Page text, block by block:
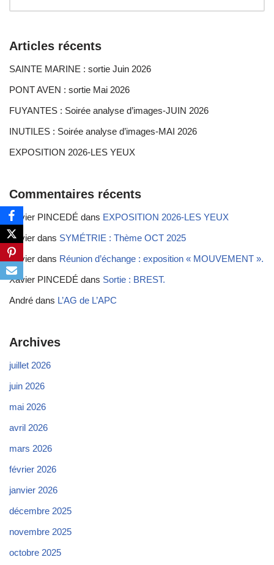
Articles récents
SAINTE MARINE : sortie Juin 2026
PONT AVEN : sortie Mai 2026
FUYANTES : Soirée analyse d’images-JUIN 2026
INUTILES : Soirée analyse d’images-MAI 2026
EXPOSITION 2026-LES YEUX
Commentaires récents
Xavier PINCEDÉ dans EXPOSITION 2026-LES YEUX
Xavier dans SYMÉTRIE : Thème OCT 2025
Xavier dans Réunion d’échange : exposition « MOUVEMENT ».
Xavier PINCEDÉ dans Sortie : BREST.
André dans L’AG de L’APC
Archives
juillet 2026
juin 2026
mai 2026
avril 2026
mars 2026
février 2026
janvier 2026
décembre 2025
novembre 2025
octobre 2025